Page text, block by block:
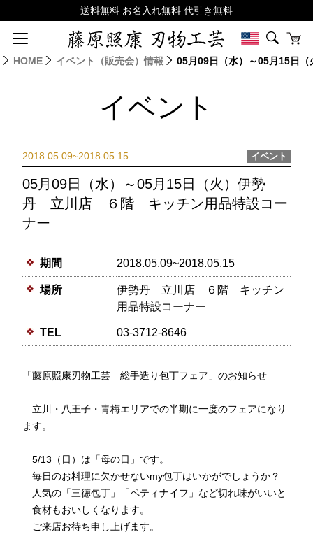
HOME イベント（販売会）情報 05月09日（水）～05月15日
イベント
2018.05.09~2018.05.15 イベント
05月09日（水）～05月15日（火）伊勢
丹 立川店 ６階 キッチン用品特設コー
ナー
期間 2018.05.09~2018.05.15
場所
伊勢丹 立川店 ６階 キッチン
用品特設コーナー
TEL 03-3712-8646
「藤原照康刃物工芸 総手造り包丁フェア」のお知らせ
立川・八王子・青梅エリアでの半期に一度のフェアになり
ます。
5/13（日）は「母の日」です。
毎日のお料理に欠かせないmy包丁はいかがでしょうか？
人気の「三徳包丁」「ペティナイフ」など切れ味がいいと
食材もおいしくなります。
ご来店お待ち申し上げます。